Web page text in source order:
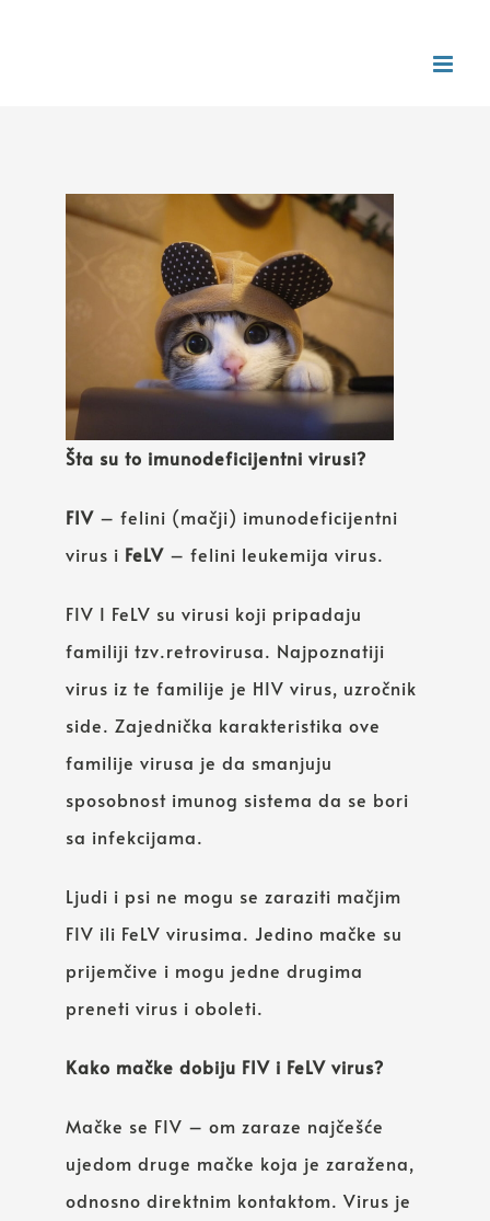
Šta su to imunodeficijentni virusi?
FIV – felini (mačji) imunodeficijentni
virus i FeLV – felini leukemija virus.
FIV I FeLV su virusi koji pripadaju
familiji tzv.retrovirusa. Najpoznatiji
virus iz te familije je HIV virus, uzročnik
side. Zajednička karakteristika ove
familije virusa je da smanjuju
sposobnost imunog sistema da se bori
sa infekcijama.
Ljudi i psi ne mogu se zaraziti mačjim
FIV ili FeLV virusima. Jedino mačke su
prijemčive i mogu jedne drugima
preneti virus i oboleti.
Kako mačke dobiju FIV i FeLV virus?
Mačke se FIV – om zaraze najčešće
ujedom druge mačke koja je zaražena,
odnosno direktnim kontaktom. Virus je